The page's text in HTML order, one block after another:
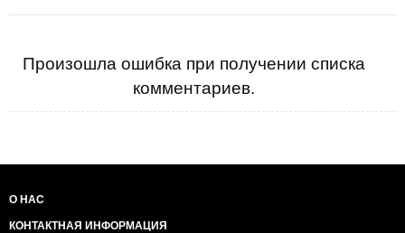
Произошла ошибка при получении списка
комментариев.
О НАС
КОНТАКТНАЯ ИНФОРМАЦИЯ